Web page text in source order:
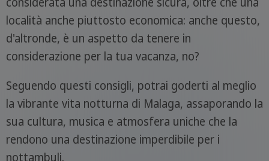
località anche piuttosto economica: anche questo,
d'altronde, è un aspetto da tenere in
considerazione per la tua vacanza, no?
Seguendo questi consigli, potrai goderti al meglio
la vibrante vita notturna di Malaga, assaporando la
sua cultura, musica e atmosfera uniche che la
rendono una destinazione imperdibile per i
nottambuli.